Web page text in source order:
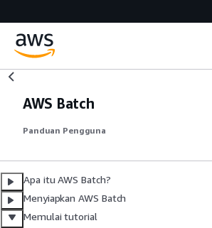
AWS Batch
Panduan Pengguna
Apa itu AWS Batch?
Menyiapkan AWS Batch
Memulai tutorial